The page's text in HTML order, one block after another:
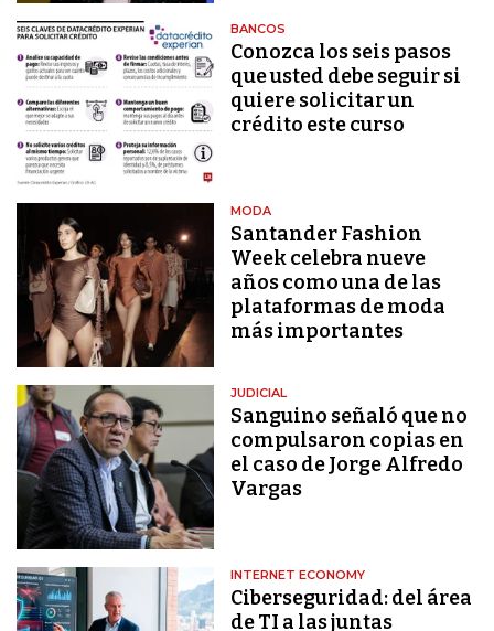
BANCOS
Conozca los seis pasos
que usted debe seguir si
quiere solicitar un
crédito este curso
MODA
Santander Fashion
Week celebra nueve
años como una de las
plataformas de moda
más importantes
JUDICIAL
Sanguino señaló que no
compulsaron copias en
el caso de Jorge Alfredo
Vargas
INTERNET ECONOMY
Ciberseguridad: del área
de TI a las juntas